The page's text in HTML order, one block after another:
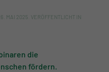
MAI 2025 . VERÖFFENTLICHT IN
die
fördern.